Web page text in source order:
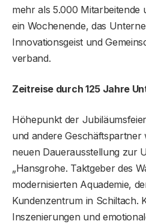
mehr als 5.000 Mitarbeitende
ein Wochenende, das
Innovationsgeist und
verband.
Zeitreise durch 125 Jahre
Höhepunkt der
und andere
neuen Dauerausstellung zur
„Hansgrohe. Taktgeber des
modernisierten Aquademie,
Kundenzentrum in Schiltach.
Inszenierungen und